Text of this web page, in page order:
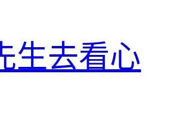
生去看心